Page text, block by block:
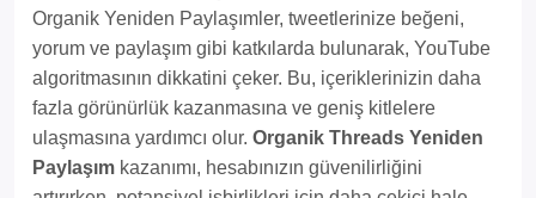
Organik Yeniden Paylaşımler, tweetlerinize beğeni,
yorum ve paylaşım gibi katkılarda bulunarak, YouTube
algoritmasının dikkatini çeker. Bu, içeriklerinizin daha
fazla görünürlük kazanmasına ve geniş kitlelere
ulaşmasına yardımcı olur. Organik Threads Yeniden
Paylaşım kazanımı, hesabınızın güvenilirliğini